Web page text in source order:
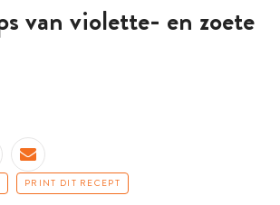
van violette- en zoete
PRINT DIT RECEPT